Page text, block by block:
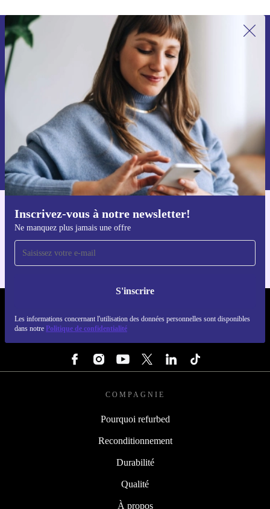
Inscrivez-vous à notre newsletter!
Ne manquez plus jamais une offre
S'inscrire
Les informations concernant l'utilisation des données personnelles sont disponibles
dans notre Politique de confidentialité
Recevoir offres et infos de refurbed
par mail
Ne manquez plus aucune offre.
S'inscrire
Retrouvez les informations sur l'utilisation des données personnelles
dans notre
politique de confidentialité.
Téléchargez l'application refurbed
Pour iOS et Android
COMPAGNIE
Pourquoi refurbed
Reconditionnement
Durabilité
Qualité
À propos